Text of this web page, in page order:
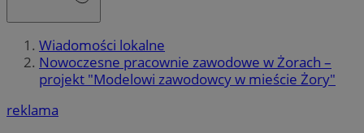
Wiadomości lokalne
Nowoczesne pracownie zawodowe w Żorach –
projekt "Modelowi zawodowcy w mieście Żory"
reklama